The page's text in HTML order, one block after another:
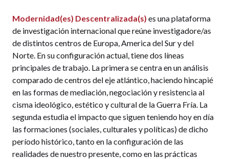
Modernidad(es) Descentralizada(s) es una plataforma
de investigación internacional que reúne investigadore/as
de distintos centros de Europa, America del Sur y del
Norte. En su configuración actual, tiene dos líneas
principales de trabajo. La primera se centra en un análisis
comparado de centros del eje atlántico, haciendo hincapié
en las formas de mediación, negociación y resistencia al
cisma ideológico, estético y cultural de la Guerra Fría. La
segunda estudia el impacto que siguen teniendo hoy en día
las formaciones (sociales, culturales y políticas) de dicho
período histórico, tanto en la configuración de las
realidades de nuestro presente, como en las prácticas